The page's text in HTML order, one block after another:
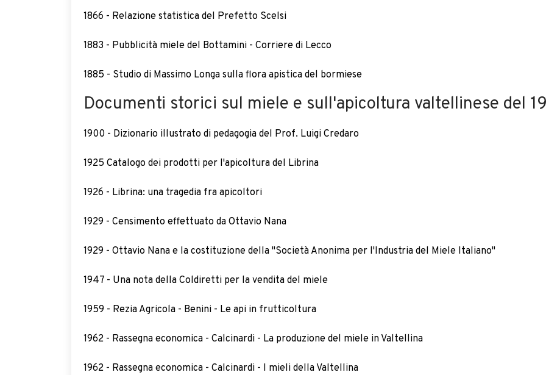
1866 - Relazione statistica del Prefetto Scelsi
1883 - Pubblicità miele del Bottamini - Corriere di Lecco
1885 - Studio di Massimo Longa sulla flora apistica del bormiese
Documenti storici sul miele e sull'apicoltura valtellinese del
1900 - Dizionario illustrato di pedagogia del Prof. Luigi Credaro
1925 Catalogo dei prodotti per l'apicoltura del Librina
1926 - Librina: una tragedia fra apicoltori
1929 - Censimento effettuato da Ottavio Nana
1929 - Ottavio Nana e la costituzione della "Società Anonima per l'Industria del Miele Italiano"
1947 - Una nota della Coldiretti per la vendita del miele
1959 - Rezia Agricola - Benini - Le api in frutticoltura
1962 - Rassegna economica - Calcinardi - La produzione del miele in Valtellina
1962 - Rassegna economica - Calcinardi - I mieli della Valtellina